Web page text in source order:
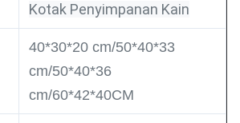
Kotak Penyimpanan Kain
40*30*20 cm/50*40*33
cm/50*40*36
cm/60*42*40CM